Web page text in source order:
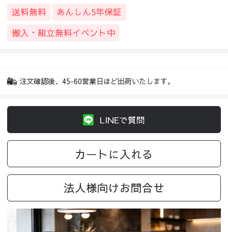
送料無料
あんしん5年保証
搬入・組立無料イベント中
注文確認後、45-60営業日ほど出荷いたします。
LINEで質問
カートに入れる
法人様向けお問合せ